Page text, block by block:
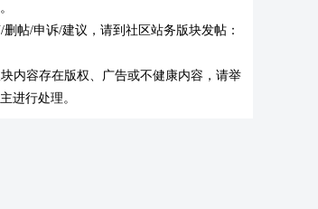
删帖/申诉/建议，请到社区站务版块发帖：
内容存在版权、广告或不健康内容，请举
进行处理。